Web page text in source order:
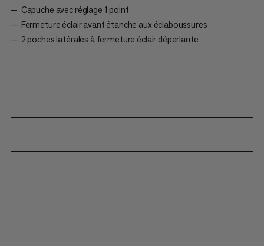
Capuche avec réglage 1 point
Fermeture éclair avant étanche aux éclaboussures
2 poches latérales à fermeture éclair déperlante